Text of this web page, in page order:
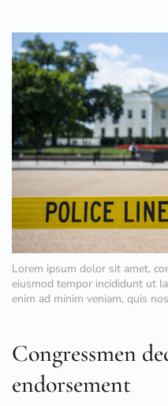
Lorem ipsum dolor sit amet,
eiusmod tempor incididunt ut
enim ad minim veniam, quis
Congressmen
endorsement